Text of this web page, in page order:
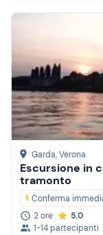
Garda, Verona
Escursione in
tramonto
Conferma
2 ore
5.0
1-14 partecipanti